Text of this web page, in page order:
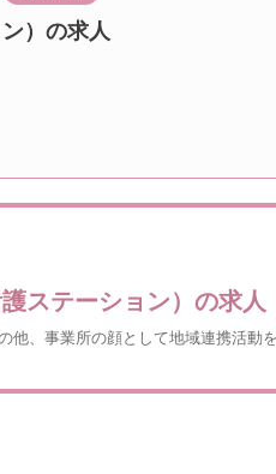
）の求人
ステーション）の求人
、事業所の顔として地域連携活動を